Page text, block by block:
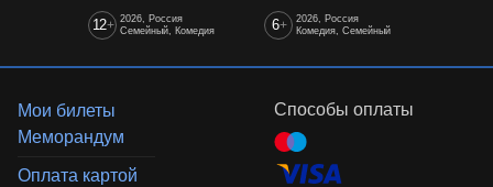
12+ 2026, Россия
Семейный, Комедия
6+
2026, Россия
Комедия, Семейный
Мои билеты
Меморандум
Оплата картой
Способы оплаты